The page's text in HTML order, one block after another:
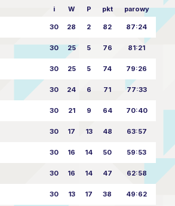
i W P pkt parowy
30 28 2 82 87:24
30 25 5 76 81:21
30 25 5 74 79:26
30 24 6 71 77:33
30 21 9 64 70:40
30 17 13 48 63:57
30 16 14 50 59:53
30 16 14 47 62:58
30 13 17 38 49:62